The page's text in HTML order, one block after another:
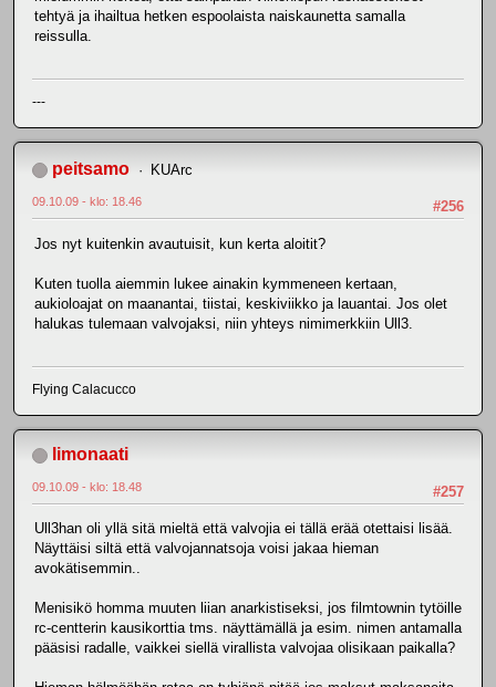
tehtyä ja ihailtua hetken espoolaista naiskaunetta samalla
reissulla.
---
peitsamo KUArc
#256
09.10.09 - klo: 18.46
Jos nyt kuitenkin avautuisit, kun kerta aloitit?
Kuten tuolla aiemmin lukee ainakin kymmeneen kertaan,
aukioloajat on maanantai, tiistai, keskiviikko ja lauantai. Jos olet
halukas tulemaan valvojaksi, niin yhteys nimimerkkiin Ull3.
Flying Calacucco
limonaati
#257
09.10.09 - klo: 18.48
Ull3han oli yllä sitä mieltä että valvojia ei tällä erää otettaisi lisää.
Näyttäisi siltä että valvojannatsoja voisi jakaa hieman
avokätisemmin..
Menisikö homma muuten liian anarkistiseksi, jos filmtownin tytöille
rc-centterin kausikorttia tms. näyttämällä ja esim. nimen antamalla
pääsisi radalle, vaikkei siellä virallista valvojaa olisikaan paikalla?